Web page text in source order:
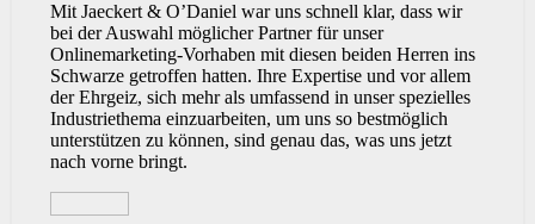
Mit Jaeckert & O’Daniel war uns schnell klar, dass wir
bei der Auswahl möglicher Partner für unser
Onlinemarketing-Vorhaben mit diesen beiden Herren ins
Schwarze getroffen hatten. Ihre Expertise und vor allem
der Ehrgeiz, sich mehr als umfassend in unser spezielles
Industriethema einzuarbeiten, um uns so bestmöglich
unterstützen zu können, sind genau das, was uns jetzt
nach vorne bringt.